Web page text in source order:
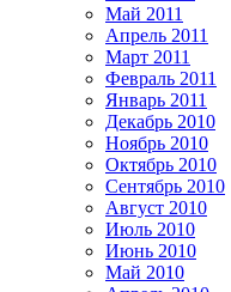
Май 2011
Апрель 2011
Март 2011
Февраль 2011
Январь 2011
Декабрь 2010
Ноябрь 2010
Октябрь 2010
Сентябрь 2010
Август 2010
Июль 2010
Июнь 2010
Май 2010